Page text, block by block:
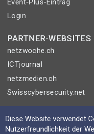
Event-Plus-Eintrag
Login
PARTNER-WEBSITES
netzwoche.ch
ICTjournal
netzmedien.ch
Swisscybersecurity.net
© NETZMEDIEN AG
Impressum
Diese Website verwendet
Nutzerfreundlichkeit der